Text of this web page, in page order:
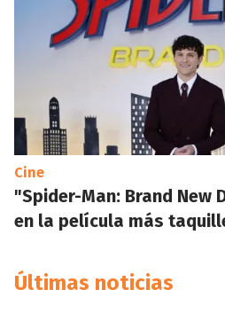
Cine
"Spider-Man: Brand New
en la película más
Últimas noticias